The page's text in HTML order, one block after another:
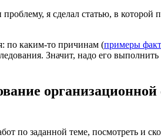
я сделал статью, в которой
по каким-то причинам (примеры
Значит, надо его
по заданной теме, посмотреть и